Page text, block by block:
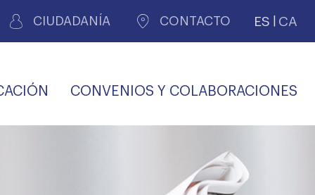
CIUDADANÍA CONTACTO ES CA
CONVENIOS Y COLABORACIONES